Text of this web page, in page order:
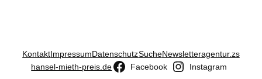
KontaktImpressumDatenschutzSucheNewsletteragentur.zs
hansel-mieth-preis.de
Facebook Instagram